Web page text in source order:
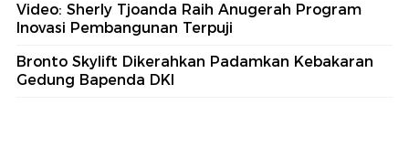
Video: Sherly Tjoanda Raih Anugerah Program
Inovasi Pembangunan Terpuji
Bronto Skylift Dikerahkan Padamkan Kebakaran
Gedung Bapenda DKI